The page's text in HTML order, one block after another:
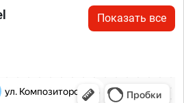
Показать все